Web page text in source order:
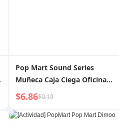
Pop Mart Sound Series
Muñeca Caja Ciega Oficina
Manual
$6.86$9.19